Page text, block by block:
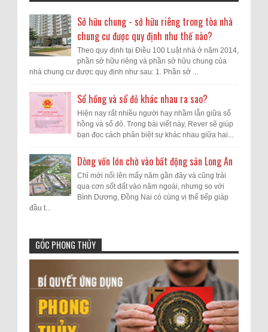
Sở hữu chung - sở hữu riêng trong tòa nhà
chung cư được quy định như thế nào?
Theo quy định tại Điều 100 Luật nhà ở năm 2014,
phần sở hữu riêng và phần sở hữu chung của
nhà chung cư được quy định như sau: 1. Phần sở ...
Sổ hồng và sổ đỏ khác nhau ra sao?
Hiện nay rất nhiều người hay nhầm lẫn giữa sổ
hồng và sổ đỏ. Trong bài viết này, Rever sẽ giúp
bạn đọc cách phân biệt sự khác nhau giữa hai...
Dòng vốn lớn chờ vào bất động sản Long An
Chỉ mới nổi lên mấy năm gần đây và cũng trải
qua cơn sốt đất vào năm ngoái, nhưng so với
Bình Dương, Đồng Nai có cùng vị thế tiếp giáp
đầu t...
Sắp khởi công dự án hầm chui 3 tầng khu
Nam Sài Gòn, BĐS nơi đây sẽ hưởng lợi
1 8-1-2019
Sổ hồng và sổ đỏ khác nhau ra sao?
8-1-2019
Bếp Hoàng Cương:
Các sản phẩm của Hafele Việt Nam
luôn được thiết kế để tối ưu trải nghiệm trong
gian bếp hiện đại. Bếp từ 2 vùng nấu Domino
Hafele HC-I302B nhỏ gọn, linh hoạt, kết hợp
GÓC PHONG THỦY